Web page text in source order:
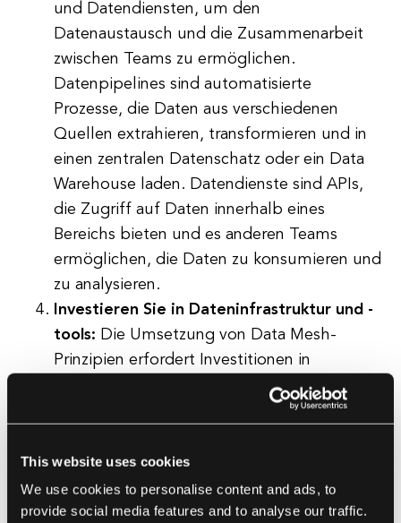
This website uses cookies
We use cookies to personalise content and ads, to
provide social media features and to analyse our traffic.
und Datendiensten, um den
Datenaustausch und die Zusammenarbeit
zwischen Teams zu ermöglichen.
Datenpipelines sind automatisierte
Prozesse, die Daten aus verschiedenen
Quellen extrahieren, transformieren und in
einen zentralen Datenschatz oder ein Data
Warehouse laden. Datendienste sind APIs,
die Zugriff auf Daten innerhalb eines
Bereichs bieten und es anderen Teams
ermöglichen, die Daten zu konsumieren und
zu analysieren.
Investieren Sie in Dateninfrastruktur und -
tools: Die Umsetzung von Data Mesh-
Prinzipien erfordert Investitionen in
Dateninfrastruktur und -tools, die das
dezentrale Datenmanagement unterstützen.
Werkzeuge zur Datenkatalogisierung, Tools
zur Datenverwaltung und Tools zur
Datenqualität. Es ist wichtig, die richtigen